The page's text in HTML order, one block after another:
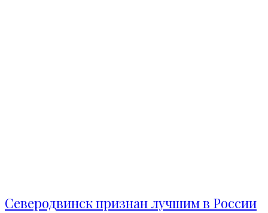
Северодвинск признан лучшим в России